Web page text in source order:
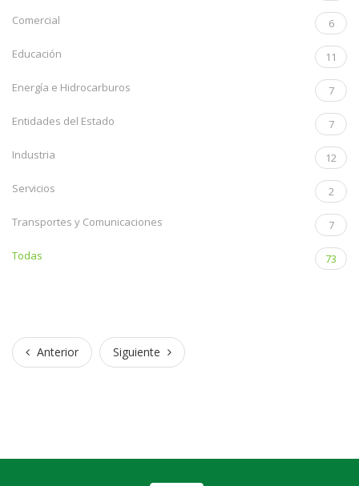
Comercial 6
Educación 11
Energía e Hidrocarburos 7
Entidades del Estado 7
Industria 12
Servicios 2
Transportes y Comunicaciones 7
Todas 73
AnteriorAnteriorSiguiente Siguiente